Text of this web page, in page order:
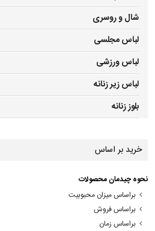
شال و روسری
لباس مجلسی
لباس ورزشی
لباس زیر زنانه
بلوز زنانه
خرید بر اساس
نحوه چیدمان محصولات
براساس میزان محبوبیت
براساس فروش
براساس زمان